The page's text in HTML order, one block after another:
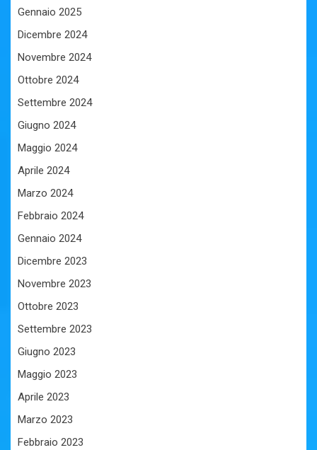
Gennaio 2025
Dicembre 2024
Novembre 2024
Ottobre 2024
Settembre 2024
Giugno 2024
Maggio 2024
Aprile 2024
Marzo 2024
Febbraio 2024
Gennaio 2024
Dicembre 2023
Novembre 2023
Ottobre 2023
Settembre 2023
Giugno 2023
Maggio 2023
Aprile 2023
Marzo 2023
Febbraio 2023